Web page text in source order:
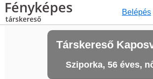
Fényképes
társkereső
Belépés
Társkereső
Sziporka, 56 éves,